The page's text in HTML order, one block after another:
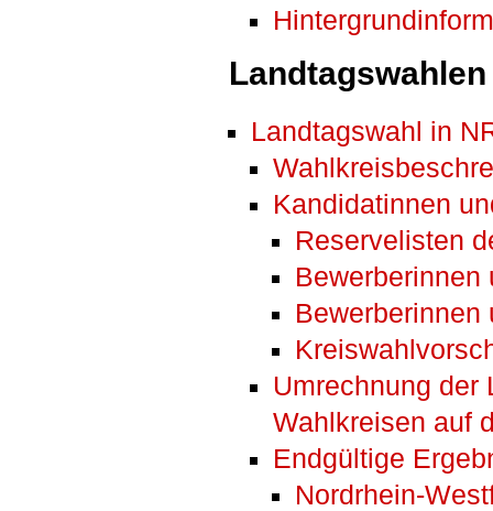
Landtagswahlen
Landtagswahl in
Kandidatinnen
Reservelisten
Bewerberinnen
Bewerberinnen
Umrechnung der
Wahlkreisen auf
Endgültige
Nordrhein-